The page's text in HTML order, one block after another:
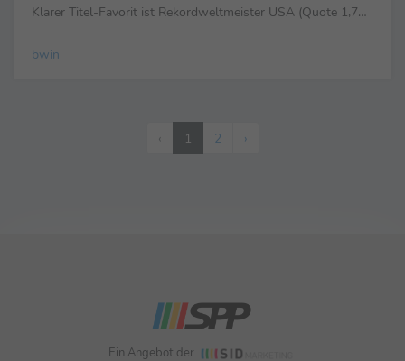
Klarer Titel-Favorit ist Rekordweltmeister USA (Quote 1,75).
Kanada ...
bwin
‹ 1 2 ›
Ein Angebot der